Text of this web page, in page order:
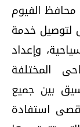
الفيوم
لتوصيل خدمة
وإعداد
المختلفة
بين جميع
استفادة